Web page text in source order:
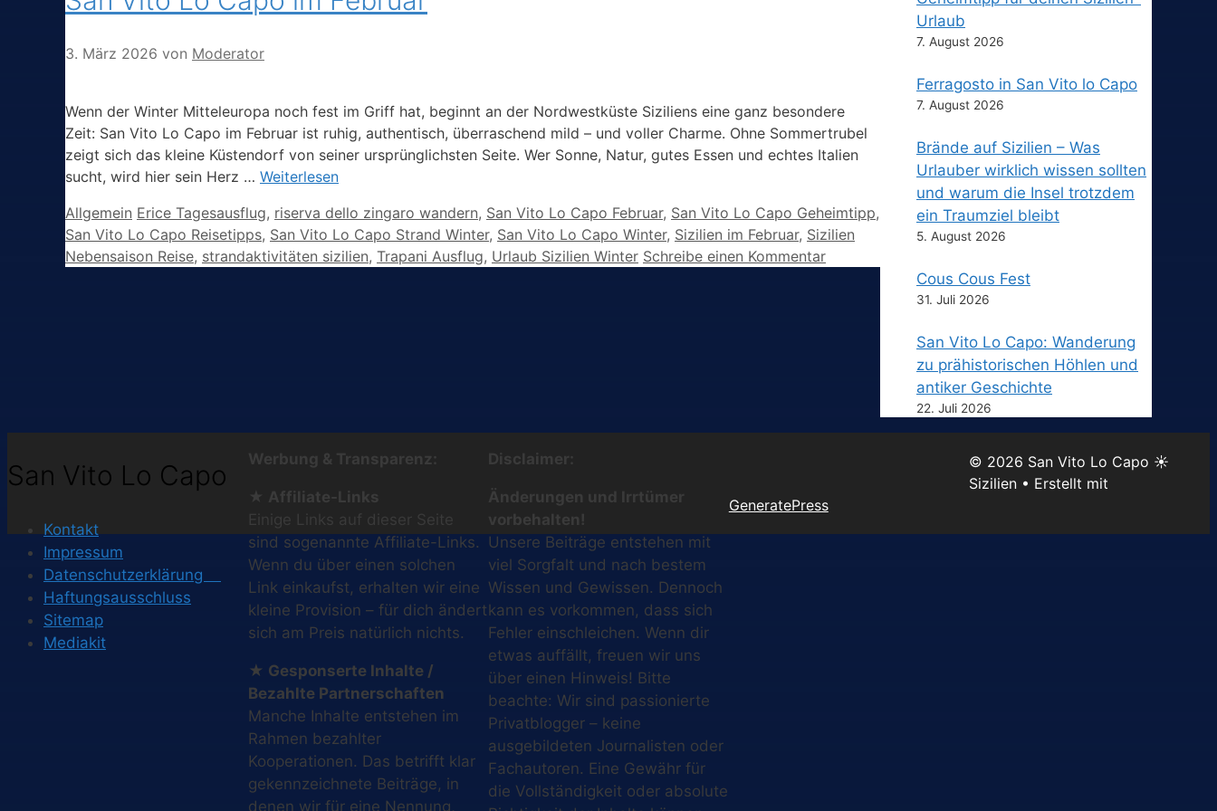
3. März 2026 von Moderator
Wenn der Winter Mitteleuropa noch fest im Griff hat, beginnt an der Nordwestküste Siziliens eine ganz besondere
Zeit: San Vito Lo Capo im Februar ist ruhig, authentisch, überraschend mild – und voller Charme. Ohne Sommertrubel
zeigt sich das kleine Küstendorf von seiner ursprünglichsten Seite. Wer Sonne, Natur, gutes Essen und echtes Italien
sucht, wird hier sein Herz … Weiterlesen
Kategorien
Allgemein Schlagwörter
Erice Tagesausflug, riserva dello zingaro wandern, San Vito Lo Capo Februar, San Vito Lo Capo Geheimtipp,
San Vito Lo Capo Reisetipps, San Vito Lo Capo Strand Winter, San Vito Lo Capo Winter, Sizilien im Februar, Sizilien
Nebensaison Reise, strandaktivitäten sizilien, Trapani Ausflug, Urlaub Sizilien Winter Schreibe einen Kommentar
Urlaub
7. August 2026
Ferragosto in San Vito lo Capo
7. August 2026
Brände auf Sizilien – Was
Urlauber wirklich wissen sollten
und warum die Insel trotzdem
ein Traumziel bleibt
5. August 2026
Cous Cous Fest
31. Juli 2026
San Vito Lo Capo: Wanderung
zu prähistorischen Höhlen und
antiker Geschichte
22. Juli 2026
San Vito Lo Capo
Kontakt
Impressum
Datenschutzerklärung
Haftungsausschluss
Sitemap
Mediakit
Werbung & Transparenz:
★ Affiliate-Links
Einige Links auf dieser Seite
sind sogenannte Affiliate-Links.
Wenn du über einen solchen
Link einkaufst, erhalten wir eine
kleine Provision – für dich ändert
sich am Preis natürlich nichts.
★ Gesponserte Inhalte /
Bezahlte Partnerschaften
Manche Inhalte entstehen im
Rahmen bezahlter
Kooperationen. Das betrifft klar
gekennzeichnete Beiträge, in
denen wir für eine Nennung,
Disclaimer:
Änderungen und Irrtümer
vorbehalten!
Unsere Beiträge entstehen mit
viel Sorgfalt und nach bestem
Wissen und Gewissen. Dennoch
kann es vorkommen, dass sich
Fehler einschleichen. Wenn dir
etwas auffällt, freuen wir uns
über einen Hinweis! Bitte
beachte: Wir sind passionierte
Privatblogger – keine
ausgebildeten Journalisten oder
Fachautoren. Eine Gewähr für
die Vollständigkeit oder absolute
© 2026 San Vito Lo Capo ☀️
Sizilien • Erstellt mit
GeneratePress